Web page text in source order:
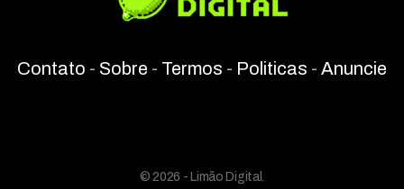
Contato - Sobre - Termos - Politicas - Anuncie
© 2026 - Limão Digital.